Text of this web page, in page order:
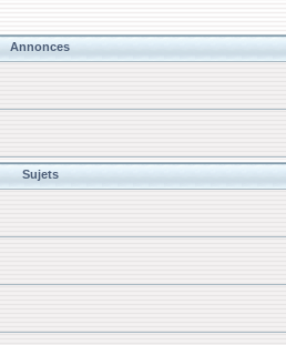
Annonces
Sujets